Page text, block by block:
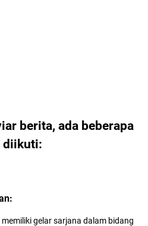
berita, ada beberapa
diikuti:
gelar sarjana dalam bidang